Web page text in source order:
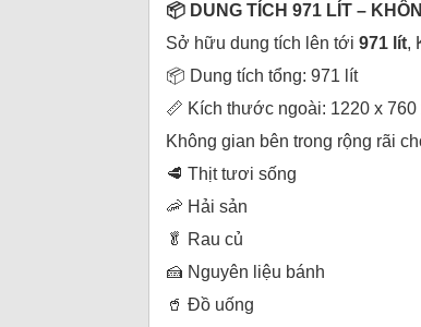
📦 DUNG TÍCH 971 LÍT –
Sở hữu dung tích lên tới 971 lít,
📦 Dung tích tổng: 971 lít
📏 Kích thước ngoài: 1220 x 760
Không gian bên trong rộng rãi
🥩 Thịt tươi sống
🦐 Hải sản
🥬 Rau củ
🍰 Nguyên liệu bánh
🥤 Đồ uống